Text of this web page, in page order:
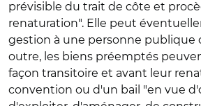
prévisible du trait de côte et
renaturation". Elle peut
gestion à une personne publique
outre, les biens préemptés
façon transitoire et avant leur
convention ou d'un bail "en vue